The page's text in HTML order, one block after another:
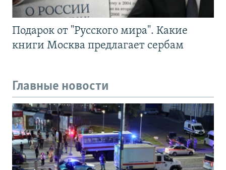
Подарок от "Русского мира". Какие
книги Москва предлагает сербам
Главные новости